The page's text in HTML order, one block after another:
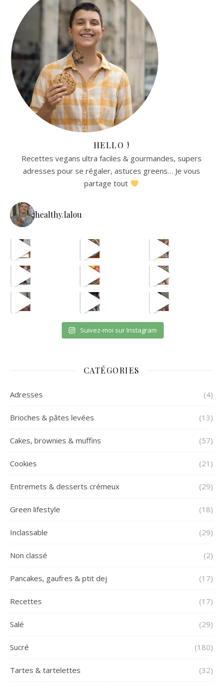
HELLO !
Recettes vegans ultra faciles & gourmandes, supers
adresses pour se régaler, astuces greens… Je vous
partage tout
healthy.lalou
avec les astuces de @aist
Suivez-moi sur Instagram
CATÉGORIES
Adresses (4)
Brioches & pâtes levées (13)
Cakes, brownies & muffins (57)
Cookies (21)
Entremets & desserts crémeux (29)
Green lifestyle (18)
Inclassable (29)
Non classé (2)
Pancakes, gaufres & ptit dej (17)
Recettes (17)
Salé (29)
Sucré (180)
Tartes & tartelettes (32)